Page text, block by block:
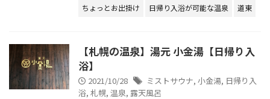
ちょっとお出掛け 日帰り入浴が可能な温泉 道東
【札幌の温泉】湯元 小金湯【日帰り入
浴】
2021/10/28 ミストサウナ, 小金湯, 日帰り入
浴, 札幌, 温泉, 露天風呂